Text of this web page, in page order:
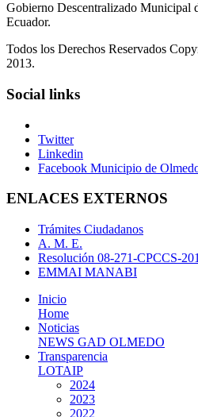
Gobierno Descentralizado Municipal
Ecuador.
Todos los Derechos Reservados
2013.
Social links
Twitter
Linkedin
Facebook Municipio de
ENLACES EXTERNOS
Trámites Ciudadanos
A. M. E.
Resolución 08-271-CPCCS-
EMMAI MANABI
Inicio
Home
Noticias
NEWS GAD OLMEDO
Transparencia
LOTAIP
2024
2023
2022